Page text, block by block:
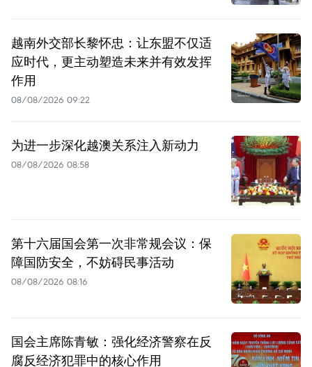
越南外交部长黎怀忠：让东盟不仅适
应时代，更主动塑造未来并有效发挥
作用
08/08/2026 09:22
为进一步深化越澳关系注入新动力
08/08/2026 08:58
第十六届国会第一次非常规会议：保
障国防安全，不妨碍民事活动
08/08/2026 08:16
国会主席陈青敏：强化经济警察在反
腐反经济犯罪中的核心作用